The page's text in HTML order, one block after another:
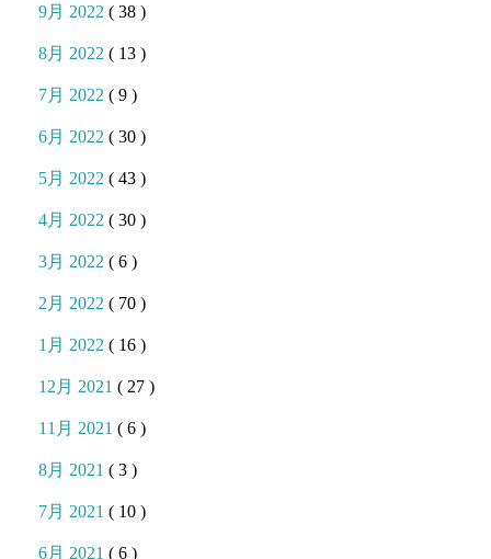
9月 2022( 38 )
8月 2022( 13 )
7月 2022( 9 )
6月 2022( 30 )
5月 2022( 43 )
4月 2022( 30 )
3月 2022( 6 )
2月 2022( 70 )
1月 2022( 16 )
12月 2021( 27 )
11月 2021( 6 )
8月 2021( 3 )
7月 2021( 10 )
6月 2021( 6 )